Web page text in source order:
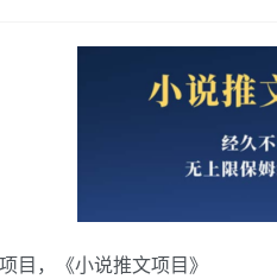
目，《小说推文项目》